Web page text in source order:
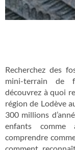
Recherchez des
mini-terrain de
découvrez à quoi
région de Lodève
300 millions
enfants
comprendre